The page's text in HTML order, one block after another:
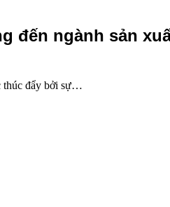
đến ngành sản
thúc đẩy bởi sự…